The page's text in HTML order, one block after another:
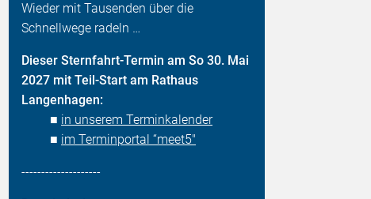
Wieder mit Tausenden über die
Schnellwege radeln …
Dieser Sternfahrt-Termin am So 30. Mai
2027 mit Teil-Start am Rathaus
Langenhagen:
■ in unserem Terminkalender
■ im Terminportal “meet5"
--------------------